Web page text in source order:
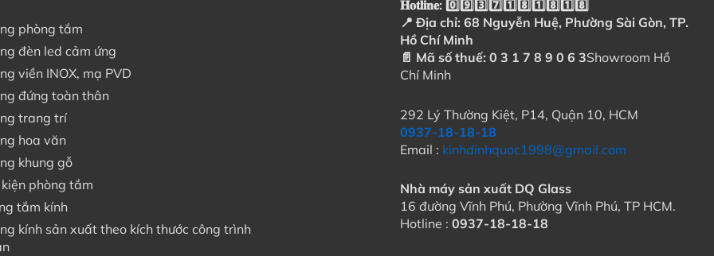
phòng tắm
đèn led cảm ứng
viền INOX, mạ PVD
đứng toàn thân
trang trí
hoa văn
khung gỗ
kiện phòng tắm
tắm kính
kính sản xuất theo kích thước công trình
𝐇𝐨𝐭𝐥𝐢𝐧𝐞: 0️⃣9️⃣3️⃣7️⃣1️⃣8️⃣1️⃣8️⃣1️⃣8️⃣
📍 Địa chỉ: 68 Nguyễn Huệ, Phường Sài Gòn, TP.
Hồ Chí Minh
📄 Mã số thuế: 0 3 1 7 8 9 0 6 3Showroom Hồ
Chí Minh
292 Lý Thường Kiệt, P14, Quận 10, HCM
0937-18-18-18
Email : kinhdinhquoc1998@gmail.com
Nhà máy sản xuất DQ Glass
16 đường Vĩnh Phú, Phường Vĩnh Phú, TP HCM.
Hotline : 0937-18-18-18